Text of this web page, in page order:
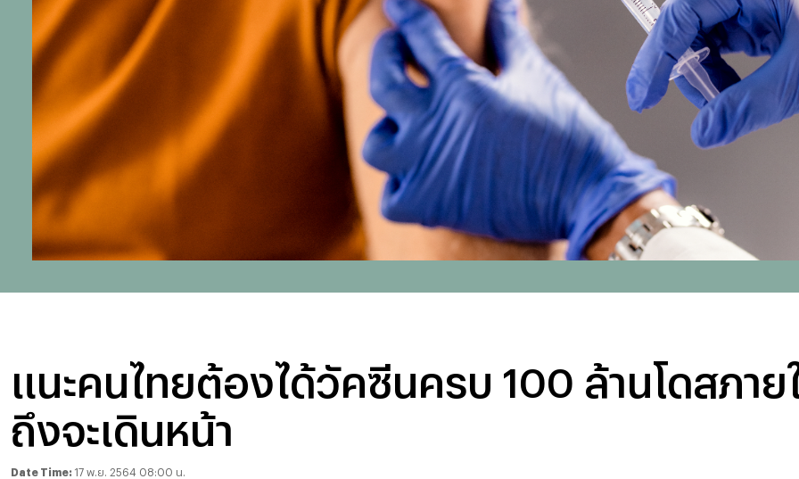
แนะคนไทยต้องได้วัคซีนครบ 100 ล้านโดสภา
ถึงจะเดินหน้า
Date Time: 17 พ.ย. 2564 08:00 น.